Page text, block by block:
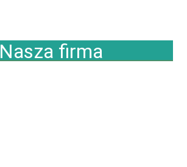
Nasza firma